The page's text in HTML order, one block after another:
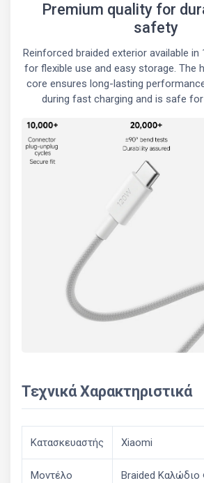
Premium quality for
safety
Reinforced braided exterior available
for flexible use and easy storage. The
core ensures long-lasting
during fast charging and is safe
Τεχνικά Χαρακτηριστικά
Κατασκευαστής Xiaomi
Μοντέλο
Braided Καλώδιο